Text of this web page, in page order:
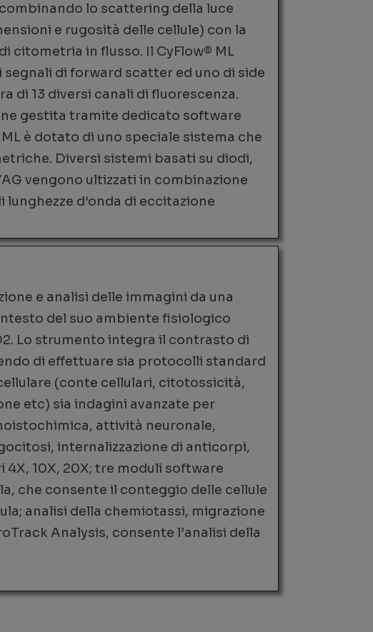
lo scattering della luce
e rugosità delle cellule) con la
citometria in flusso. Il CyFlow® ML
di forward scatter ed uno di side
di 13 diversi canali di fluorescenza.
gestita tramite dedicato software
è dotato di uno speciale sistema che
Diversi sistemi basati su diodi,
vengono ultizzati in combinazione
d’onda di eccitazione
e analisi delle immagini da una
del suo ambiente fisiologico
Lo strumento integra il contrasto di
di effettuare sia protocolli standard
(conte cellulari, citotossicità,
etc) sia indagini avanzate per
attività neuronale,
internalizzazione di anticorpi,
10X, 20X; tre moduli software
che consente il conteggio delle cellule
analisi della chemiotassi, migrazione
Analysis, consente l’analisi della